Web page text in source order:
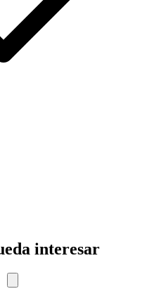
interesar